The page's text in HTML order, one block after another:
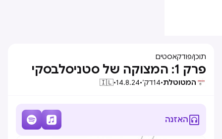
תוכן/פודקאסטים
פרק 1: המצוקה של סטניסלבסקי
המטוטלת•
14דק׳•
14.8.24
•
🇮🇱
האזנה 
